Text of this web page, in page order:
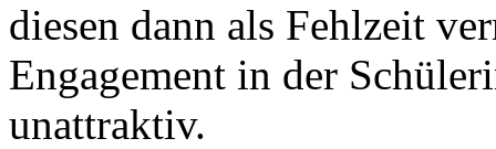
diesen dann als Fehlzeit
Engagement in der
unattraktiv.